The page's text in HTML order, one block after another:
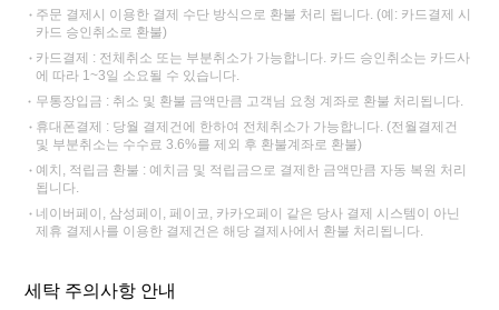
주문 결제시 이용한 결제 수단 방식으로 환불 처리 됩니다. (예: 카드결제 시
카드 승인취소로 환불)
카드결제 : 전체취소 또는 부분취소가 가능합니다. 카드 승인취소는 카드사
에 따라 1~3일 소요될 수 있습니다.
무통장입금 : 취소 및 환불 금액만큼 고객님 요청 계좌로 환불 처리됩니다.
휴대폰결제 : 당월 결제건에 한하여 전체취소가 가능합니다. (전월결제건
및 부분취소는 수수료 3.6%를 제외 후 환불계좌로 환불)
예치, 적립금 환불 : 예치금 및 적립금으로 결제한 금액만큼 자동 복원 처리
됩니다.
네이버페이, 삼성페이, 페이코, 카카오페이 같은 당사 결제 시스템이 아닌
제휴 결제사를 이용한 결제건은 해당 결제사에서 환불 처리됩니다.
세탁 주의사항 안내